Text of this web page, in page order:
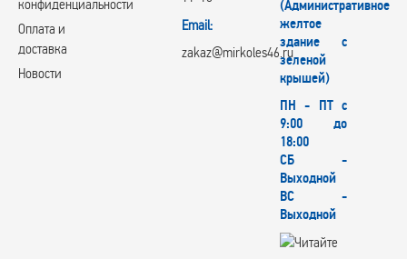
конфиденциальности
Оплата и
доставка
Новости
Email:
zakaz@mirkoles46.ru
(Административное
желтое
здание с
зеленой
крышей)
ПН - ПТ с
9:00 до
18:00
СБ -
Выходной
ВС -
Выходной